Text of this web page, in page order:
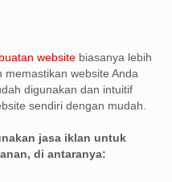
website biasanya lebih
website Anda
digunakan dan intuitif
sendiri dengan mudah.
jasa iklan untuk
di antaranya: